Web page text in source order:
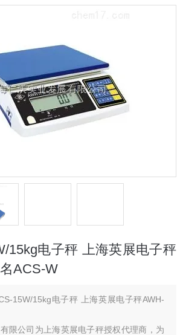
15kg电子秤 上海英展电子秤
ACS-W
15W/15kg电子秤 上海英展电子秤AWH-
有限公司为上海英展电子秤授权代理商，为